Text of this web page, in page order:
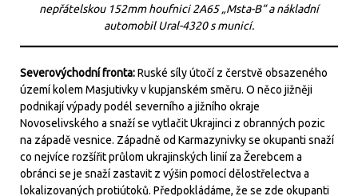
nepřátelskou 152mm houfnici 2A65 „Msta-B“ a nákladní
automobil Ural-4320 s municí.
Severovýchodní fronta:Ruské síly útočí z čerstvě obsazeného
území kolem Masjutivky v kupjanském směru. O něco jižněji
podnikají výpady podél severního a jižního okraje
Novoselivského a snaží se vytlačit Ukrajinci z obranných pozic
na západě vesnice. Západně od Karmazynivky se okupanti snaží
co nejvíce rozšířit průlom ukrajinských linií za Žerebcem a
obránci se je snaží zastavit z výšin pomocí dělostřelectva a
lokalizovaných protiútoků. Předpokládáme, že se zde okupanti